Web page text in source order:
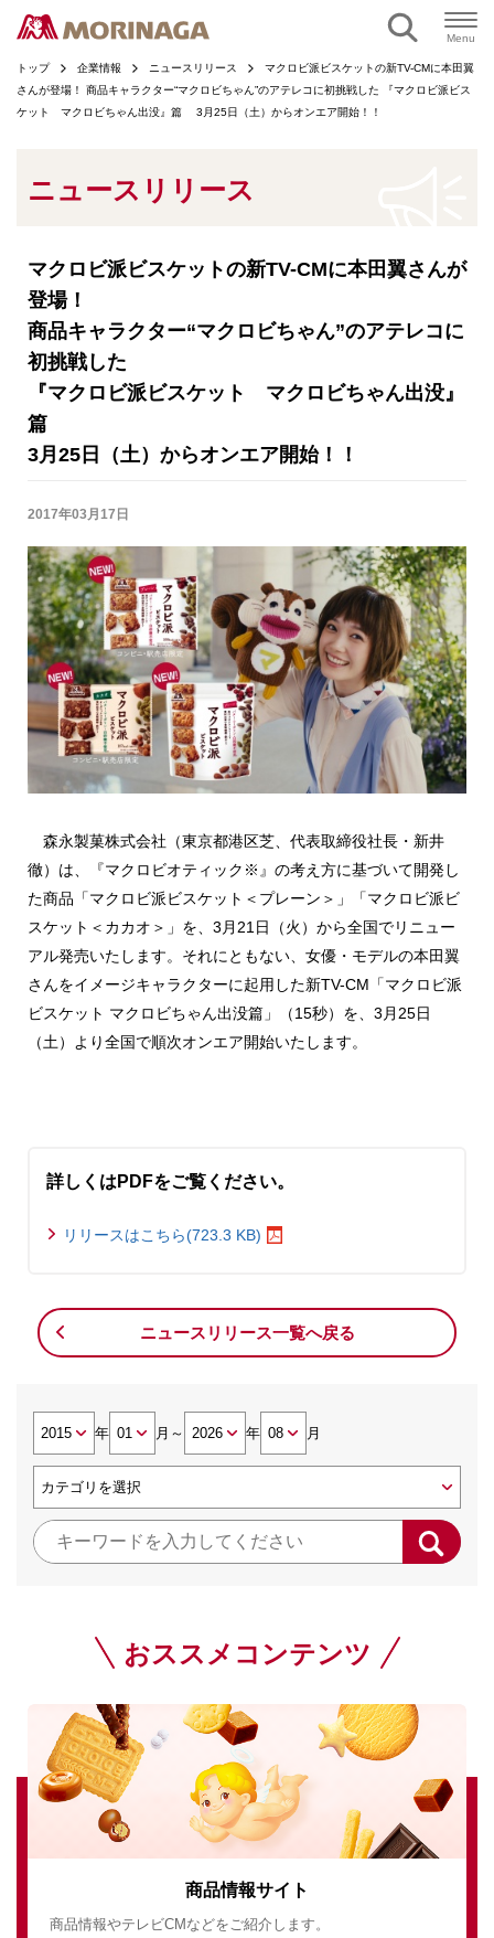
Menu
トップ 企業情報 ニュースリリース
マクロビ派ビスケットの新TV-CMに本田翼
さんが登場！ 商品キャラクター“マクロビちゃん”のアテレコに初挑戦した 『マクロビ派ビス
ケット マクロビちゃん出没』篇 3月25日（土）からオンエア開始！！
ニュースリリース
マクロビ派ビスケットの新TV-CMに本田翼さんが
登場！
商品キャラクター“マクロビちゃん”のアテレコに
初挑戦した
『マクロビ派ビスケット マクロビちゃん出没』
篇
3月25日（土）からオンエア開始！！
2017年03月17日
森永製菓株式会社（東京都港区芝、代表取締役社長・新井
徹）は、『マクロビオティック※』の考え方に基づいて開発し
た商品「マクロビ派ビスケット＜プレーン＞」「マクロビ派ビ
スケット＜カカオ＞」を、3月21日（火）から全国でリニュー
アル発売いたします。それにともない、女優・モデルの本田翼
さんをイメージキャラクターに起用した新TV-CM「マクロビ派
ビスケット マクロビちゃん出没篇」（15秒）を、3月25日
（土）より全国で順次オンエア開始いたします。
詳しくはPDFをご覧ください。
リリースはこちら(723.3 KB)
ニュースリリース一覧へ戻る
年 月 ～ 年 月
おススメコンテンツ
商品情報サイト
商品情報やテレビCMなどをご紹介します。